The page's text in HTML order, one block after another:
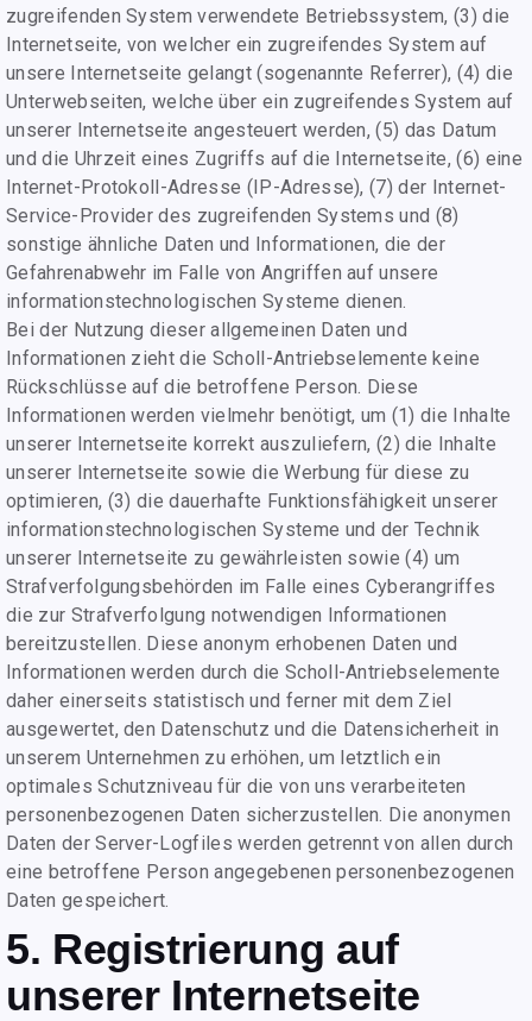
zugreifenden System verwendete Betriebssystem, (3) die
Internetseite, von welcher ein zugreifendes System auf
unsere Internetseite gelangt (sogenannte Referrer), (4) die
Unterwebseiten, welche über ein zugreifendes System auf
unserer Internetseite angesteuert werden, (5) das Datum
und die Uhrzeit eines Zugriffs auf die Internetseite, (6) eine
Internet-Protokoll-Adresse (IP-Adresse), (7) der Internet-
Service-Provider des zugreifenden Systems und (8)
sonstige ähnliche Daten und Informationen, die der
Gefahrenabwehr im Falle von Angriffen auf unsere
informationstechnologischen Systeme dienen.
Bei der Nutzung dieser allgemeinen Daten und
Informationen zieht die Scholl-Antriebselemente keine
Rückschlüsse auf die betroffene Person. Diese
Informationen werden vielmehr benötigt, um (1) die Inhalte
unserer Internetseite korrekt auszuliefern, (2) die Inhalte
unserer Internetseite sowie die Werbung für diese zu
optimieren, (3) die dauerhafte Funktionsfähigkeit unserer
informationstechnologischen Systeme und der Technik
unserer Internetseite zu gewährleisten sowie (4) um
Strafverfolgungsbehörden im Falle eines Cyberangriffes
die zur Strafverfolgung notwendigen Informationen
bereitzustellen. Diese anonym erhobenen Daten und
Informationen werden durch die Scholl-Antriebselemente
daher einerseits statistisch und ferner mit dem Ziel
ausgewertet, den Datenschutz und die Datensicherheit in
unserem Unternehmen zu erhöhen, um letztlich ein
optimales Schutzniveau für die von uns verarbeiteten
personenbezogenen Daten sicherzustellen. Die anonymen
Daten der Server-Logfiles werden getrennt von allen durch
eine betroffene Person angegebenen personenbezogenen
Daten gespeichert.
5. Registrierung auf
unserer Internetseite